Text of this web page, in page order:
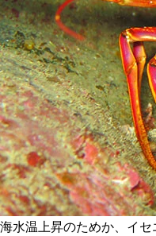
海水温上昇のためか、イ